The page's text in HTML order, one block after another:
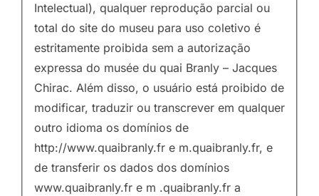
Intelectual), qualquer reprodução parcial ou
total do site do museu para uso coletivo é
estritamente proibida sem a autorização
expressa do musée du quai Branly – Jacques
Chirac. Além disso, o usuário está proibido de
modificar, traduzir ou transcrever em qualquer
outro idioma os domínios de
http://www.quaibranly.fr e m.quaibranly.fr, e
de transferir os dados dos domínios
www.quaibranly.fr e m .quaibranly.fr a